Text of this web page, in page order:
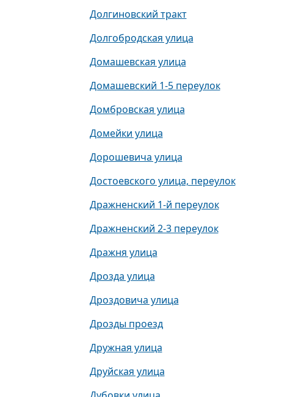
Долгиновский тракт
Долгобродская улица
Домашевская улица
Домашевский 1-5 переулок
Домбровская улица
Домейки улица
Дорошевича улица
Достоевского улица, переулок
Дражненский 1-й переулок
Дражненский 2-3 переулок
Дражня улица
Дрозда улица
Дроздовича улица
Дрозды проезд
Дружная улица
Друйская улица